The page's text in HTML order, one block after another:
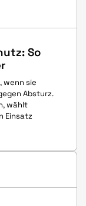
So
wenn sie
Absturz.
wählt
Einsatz